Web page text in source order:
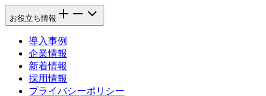
お役立ち情報
導入事例
企業情報
新着情報
採用情報
プライバシーポリシー